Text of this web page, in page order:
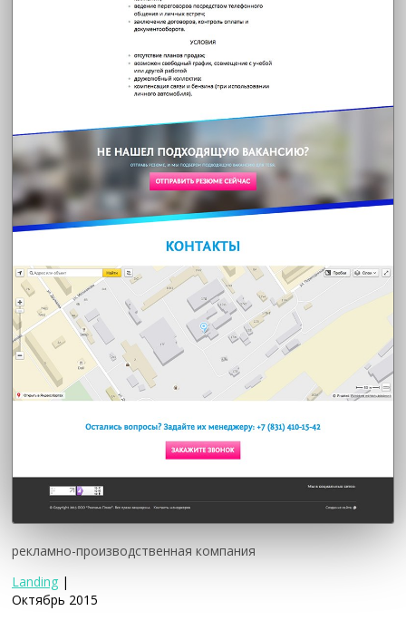
рекламно-производственная компания
Landing |
Октябрь 2015